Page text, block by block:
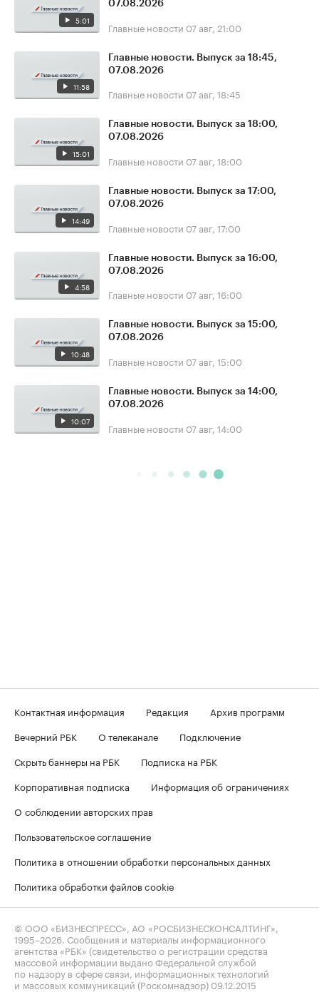
5:01
07.08.2026
Главные новости 07 авг, 21:00
11:58
Главные новости. Выпуск за 18:45,
07.08.2026
Главные новости 07 авг, 18:45
15:01
Главные новости. Выпуск за 18:00,
07.08.2026
Главные новости 07 авг, 18:00
14:49
Главные новости. Выпуск за 17:00,
07.08.2026
Главные новости 07 авг, 17:00
4:58
Главные новости. Выпуск за 16:00,
07.08.2026
Главные новости 07 авг, 16:00
10:48
Главные новости. Выпуск за 15:00,
07.08.2026
Главные новости 07 авг, 15:00
10:07
Главные новости. Выпуск за 14:00,
07.08.2026
Главные новости 07 авг, 14:00
Контактная информация Редакция
Архив программ
Вечерний РБК
О телеканале
Подключение
Скрыть баннеры на РБК
Подписка на РБК
Корпоративная подписка
Информация об ограничениях
О соблюдении авторских прав
Пользовательское соглашение
Политика в отношении обработки персональных данных
Политика обработки файлов cookie
© ООО «БИЗНЕСПРЕСС», АО «РОСБИЗНЕСКОНСАЛТИНГ»,
1995–2026 . Сообщения и материалы информационного
агентства «РБК» (свидетельство о регистрации средства
массовой информации выдано Федеральной службой
по надзору в сфере связи, информационных технологий
и массовых коммуникаций (Роскомнадзор) 09.12.2015